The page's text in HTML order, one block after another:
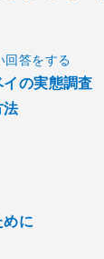
回答をする
の実態調査
法
に